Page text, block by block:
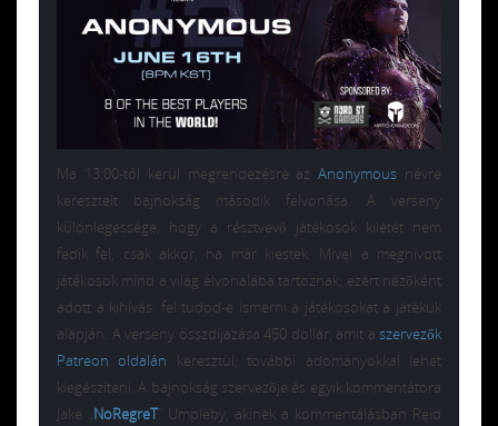
Ma 13:00-tól kerül megrendezésre azAnonymous névre
keresztelt bajnokság második felvonása. A verseny
különlegessége, hogy a résztvevő játékosok kilétét nem
fedik fel, csak akkor, ha már kiestek. Mivel a meghívott
játékosok mind a világ élvonalába tartoznak, ezért nézőként
adott a kihívás: fel tudod-e ismerni a játékosokat a játékuk
alapján. A verseny összdíjazása 450 dollár, amit a szervezők
Patreon oldalán keresztül, további adományokkal lehet
kiegészíteni. A bajnokság szervezője és egyik kommentátora
Jake „NoRegreT” Umpleby, akinek a kommentálásban Reid